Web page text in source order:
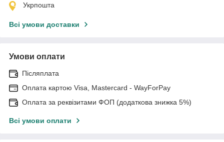
Укрпошта
Всі умови доставки
Умови оплати
Післяплата
Оплата картою Visa, Mastercard - WayForPay
Оплата за реквізитами ФОП (додаткова знижка 5%)
Всі умови оплати